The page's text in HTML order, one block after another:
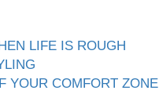
LIFE IS ROUGH
YOUR COMFORT ZONE